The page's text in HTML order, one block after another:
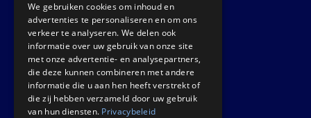
GET IN TOUCH
Euralco Europe B.V.
Zinkstraat 24 - E9451
4823 AD Breda
The Netherlands
We gebruiken cookies om inhoud en
advertenties te personaliseren en om ons
verkeer te analyseren. We delen ook
informatie over uw gebruik van onze site
met onze advertentie- en analysepartners,
die deze kunnen combineren met andere
informatie die u aan hen heeft verstrekt of
die zij hebben verzameld door uw gebruik
van hun diensten. Privacybeleid